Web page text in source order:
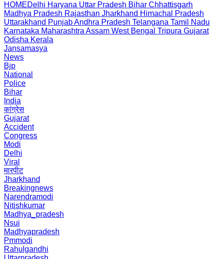
HOMEDelhi Haryana Uttar Pradesh Bihar Chhattisgarh
Madhya Pradesh Rajasthan Jharkhand Himachal Pradesh
Uttarakhand PunjabAndhra Pradesh Telangana Tamil Nadu
Karnataka Maharashtra Assam West Bengal Tripura Gujarat
Odisha Kerala
Jansamasya
News
Bjp
National
Police
Bihar
India
कांग्रेस
Gujarat
Accident
Congress
Modi
Delhi
Viral
मारपीट
Jharkhand
Breakingnews
Narendramodi
Nitishkumar
Madhya_pradesh
Nsui
Madhyapradesh
Pmmodi
Rahulgandhi